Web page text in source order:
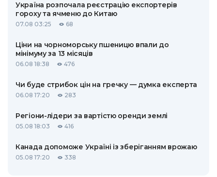
Україна розпочала реєстрацію експортерів
гороху та ячменю до Китаю
07.08 03:25 68
Ціни на чорноморську пшеницю впали до
мінімуму за 13 місяців
06.08 18:38 476
Чи буде стрибок цін на гречку — думка експерта
06.08 17:20 283
Регіони-лідери за вартістю оренди землі
05.08 18:03 416
Канада допоможе Україні із зберіганням врожаю
05.08 17:20 338